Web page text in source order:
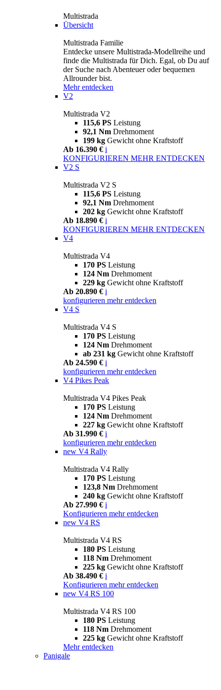
Multistrada
Übersicht
Multistrada Familie
Entdecke unsere Multistrada-Modellreihe und
finde die Multistrada für Dich. Egal, ob Du auf
der Suche nach Abenteuer oder bequemen
Allrounder bist.
Mehr entdecken
V2
Multistrada V2
115,6 PS Leistung
92,1 Nm Drehmoment
199 kg Gewicht ohne Kraftstoff
Ab 16.390 € i
KONFIGURIEREN MEHR ENTDECKEN
V2 S
Multistrada V2 S
115,6 PS Leistung
92,1 Nm Drehmoment
202 kg Gewicht ohne Kraftstoff
Ab 18.890 € i
KONFIGURIEREN MEHR ENTDECKEN
V4
Multistrada V4
170 PS Leistung
124 Nm Drehmoment
229 kg Gewicht ohne Kraftstoff
Ab 20.890 € i
konfigurieren mehr entdecken
V4 S
Multistrada V4 S
170 PS Leistung
124 Nm Drehmoment
ab 231 kg Gewicht ohne Kraftstoff
Ab 24.590 € i
konfigurieren mehr entdecken
V4 Pikes Peak
Multistrada V4 Pikes Peak
170 PS Leistung
124 Nm Drehmoment
227 kg Gewicht ohne Kraftstoff
Ab 31.990 € i
konfigurieren mehr entdecken
new V4 Rally
Multistrada V4 Rally
170 PS Leistung
123,8 Nm Drehmoment
240 kg Gewicht ohne Kraftstoff
Ab 27.990 € i
Konfigurieren mehr entdecken
new V4 RS
Multistrada V4 RS
180 PS Leistung
118 Nm Drehmoment
225 kg Gewicht ohne Kraftstoff
Ab 38.490 € i
Konfigurieren mehr entdecken
new V4 RS 100
Multistrada V4 RS 100
180 PS Leistung
118 Nm Drehmoment
225 kg Gewicht ohne Kraftstoff
Mehr entdecken
Panigale